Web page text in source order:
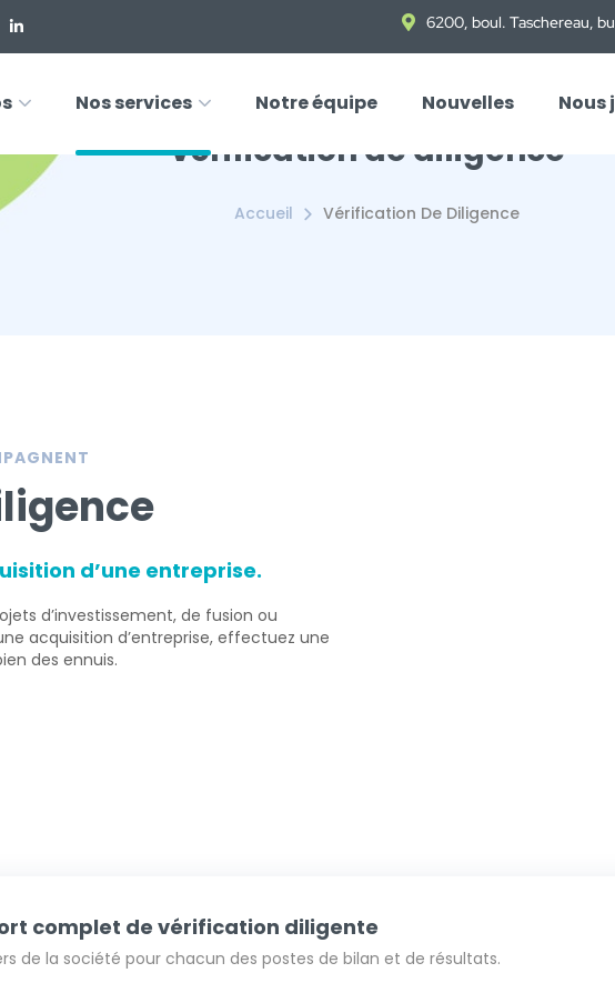
6200, boul. Taschereau,
Nos services Notre équipe Nouvelles Nous
Vérification de diligence
Accueil Vérification De Diligence
d’une entreprise.
d’investissement, de fusion ou
acquisition d’entreprise, effectuez une
des ennuis.
complet de vérification diligente
de la société pour chacun des postes de bilan et de résultats.